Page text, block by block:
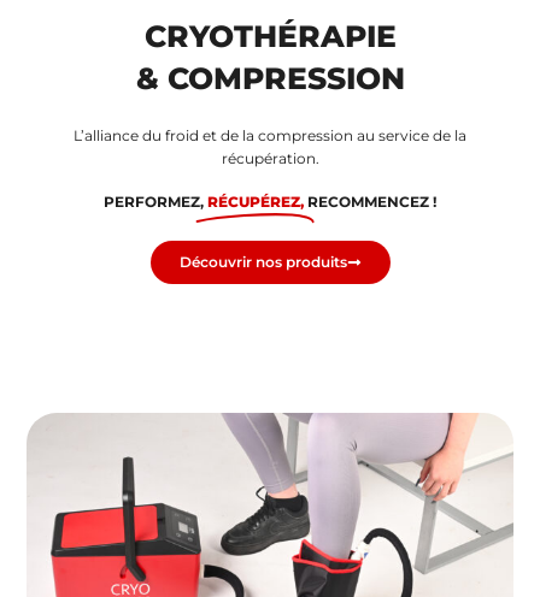
CRYOTHÉRAPIE
& COMPRESSION
L’alliance du froid et de la compression au service de la
récupération.
PERFORMEZ, RÉCUPÉREZ, RECOMMENCEZ !
Découvrir nos produits